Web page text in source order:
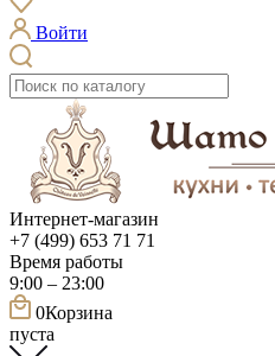
Войти
Интернет-магазин
+7 (499) 653 71 71
Время работы
9:00 – 23:00
0Корзина
пуста